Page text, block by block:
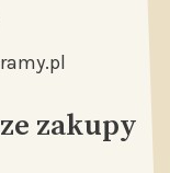
zakupy